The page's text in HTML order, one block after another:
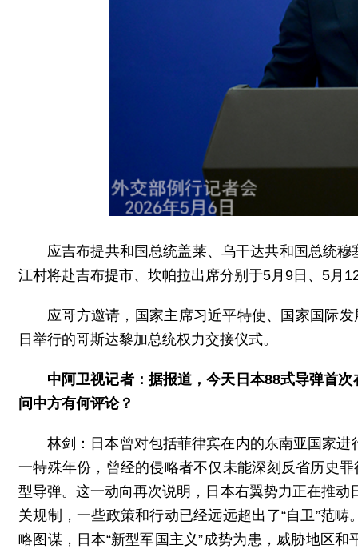
应吉布提共和国总统盖莱、乌干达共和国总统
江村将赴吉布提市、坎帕拉出席分别于5月9日、5月
应哥方邀请，国家主席习近平特使、国家国际
日举行的哥斯达黎加总统权力交接仪式。
中阿卫视记者：据报道，今天日本88式导弹首
问中方有何评论？
林剑：日本曾对包括菲律宾在内的东南亚国家
一特殊年份，曾经的侵略者不仅未能深刻反省历史
型导弹。这一动向再次说明，日本右翼势力正在推动
关规制，一些政策和行动已经远远超出了“自卫”范
略图谋，日本“新型军国主义”成势为患，威胁地区